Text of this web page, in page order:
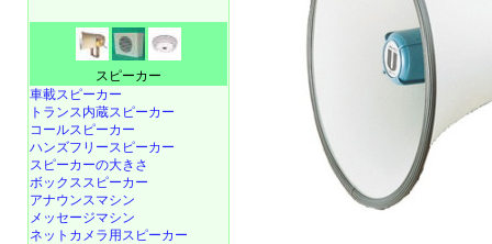
スピーカー
車載スピーカー
トランス内蔵スピーカー
コールスピーカー
ハンズフリースピーカー
スピーカーの大きさ
ボックススピーカー
アナウンスマシン
メッセージマシン
ネットカメラ用スピーカー